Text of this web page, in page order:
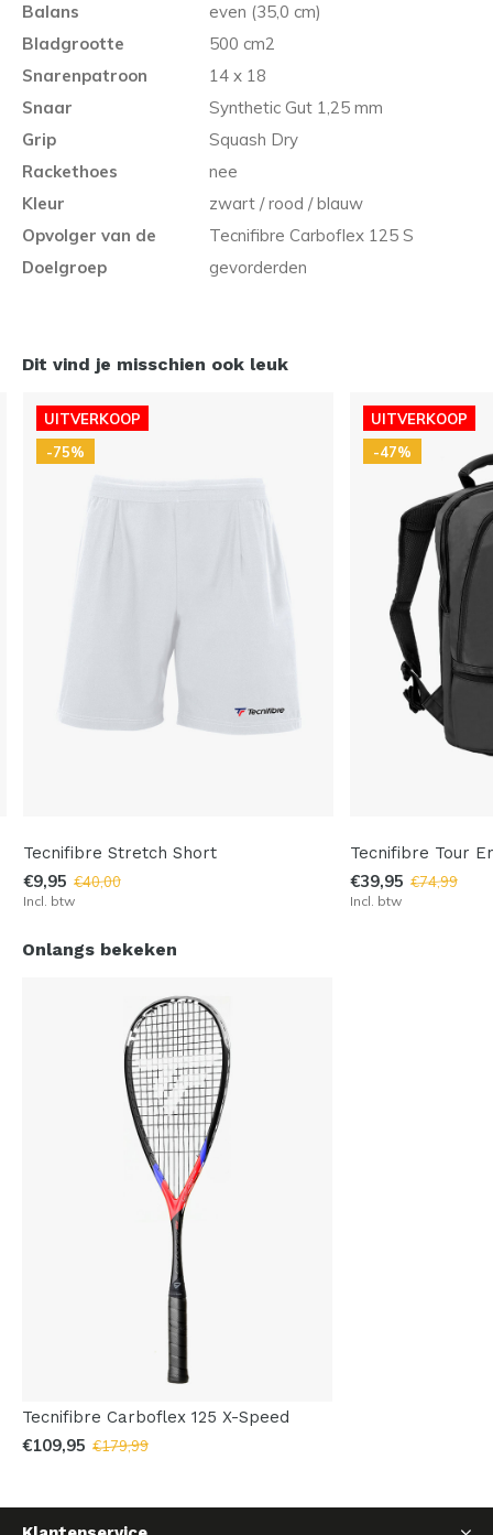
Balans
even (35,0 cm)
Bladgrootte
500 cm2
Snarenpatroon
14 x 18
Snaar
Synthetic Gut 1,25 mm
Grip
Squash Dry
Rackethoes
nee
Kleur
zwart / rood / blauw
Opvolger van de
Tecnifibre Carboflex 125 S
Doelgroep
gevorderden
Dit vind je misschien ook leuk
UITVERKOOP
-75%
Tecnifibre Stretch Short
€9,95 €40,00
Incl. btw
UITVERKOOP
-47%
Tecnifibre Tour
€39,95 €74,99
Incl. btw
Onlangs bekeken
Tecnifibre Carboflex 125 X-Speed
€109,95 €179,99